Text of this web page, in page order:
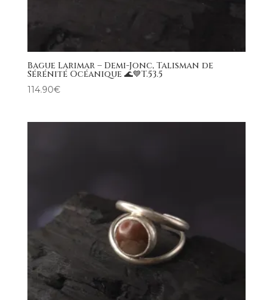
Bague Larimar – Demi-Jonc, Talisman de
Sérénité Océanique 🌊💙T.53.5
114.90€